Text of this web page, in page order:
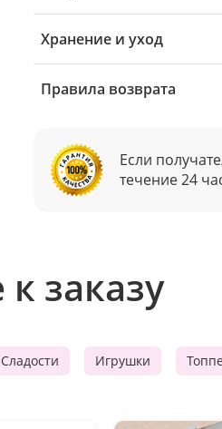
Хранение и уход
Правила возврата
Если
течение 24
заказу
Сладости Игрушки